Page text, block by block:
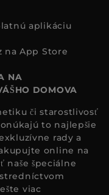
aplikáciu
NA
DOMOVA
či starostlivosť
to najlepšie
rady a
online na
naše špeciálne
viac